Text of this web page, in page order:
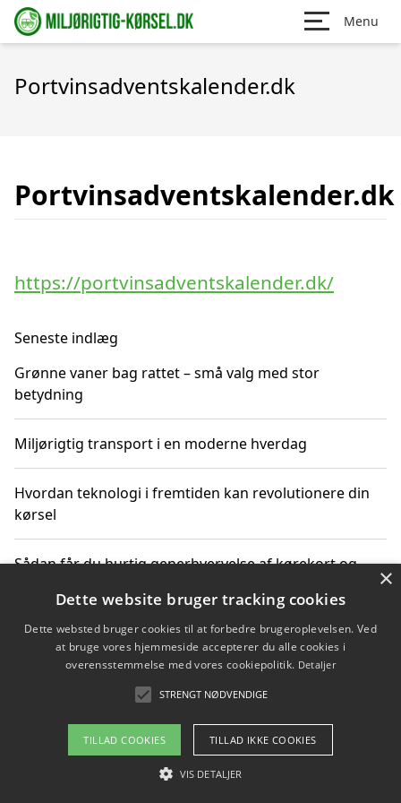
Menu
Portvinsadventskalender.dk
Portvinsadventskalender.dk
https://portvinsadventskalender.dk/
Seneste indlæg
Grønne vaner bag rattet – små valg med stor
betydning
Miljørigtig transport i en moderne hverdag
Hvordan teknologi i fremtiden kan revolutionere din
kørsel
Sådan får du hurtig generhvervelse af kørekort og
Sådan lærer du miljørigtig kørsel hos en køreskole i
Gentofte
Copyright 2026 - Pilanto Aps
Om / kontakt
×
Dette website bruger tracking cookies
Dette websted bruger cookies til at forbedre brugeroplevelsen. Ved
at bruge vores hjemmeside accepterer du alle cookies i
overensstemmelse med vores cookiepolitik. Detaljer
STRENGT NØDVENDIGE
TILLAD COOKIES TILLAD IKKE COOKIES
VIS DETALJER